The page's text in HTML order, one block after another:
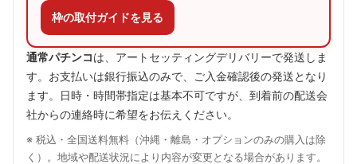
枠の取付ガイドを見る
通常パチンコは、アートセッティングデリバリーで発送しま
す。お支払いは銀行振込のみで、ご入金確認後の発送となり
ます。日時・時間帯指定は基本不可ですが、到着前の配送会
社からの連絡時に希望をお伝えください。
※ 税込・全国送料無料（沖縄・離島・オプションのみの購入は除
く）。地域や配送状況により内容が変更となる場合があります。